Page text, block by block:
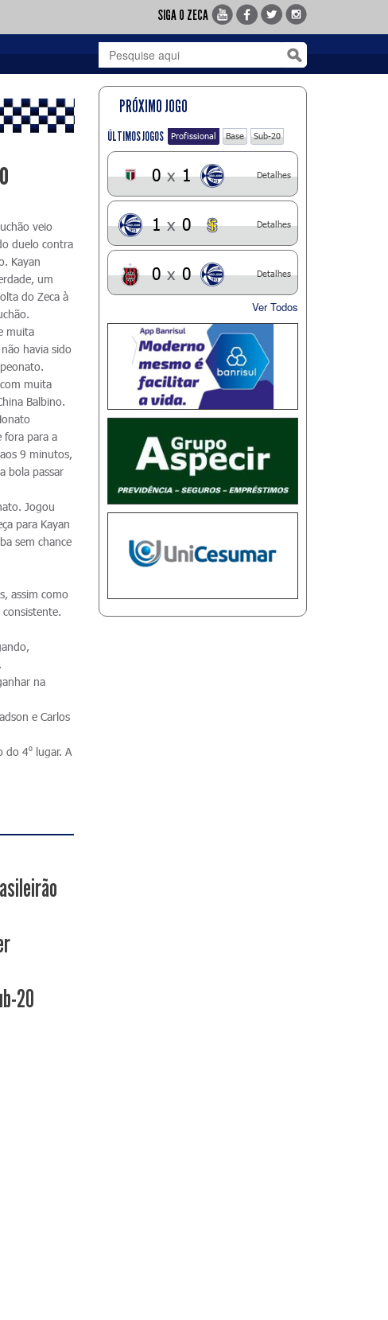
SIGA O ZECA
veio
duelo contra
Kayan
um
do Zeca à
muita
havia sido
muita
Balbino.
fora para a
9 minutos,
bola passar
Jogou
para Kayan
sem chance
assim como
na
e Carlos
do 4⁰ lugar. A
20
PRÓXIMO JOGO
ÚLTIMOS JOGOS Profissional Base Sub-20
0 x 1 Detalhes
1 x 0 Detalhes
0 x 0 Detalhes
Ver Todos